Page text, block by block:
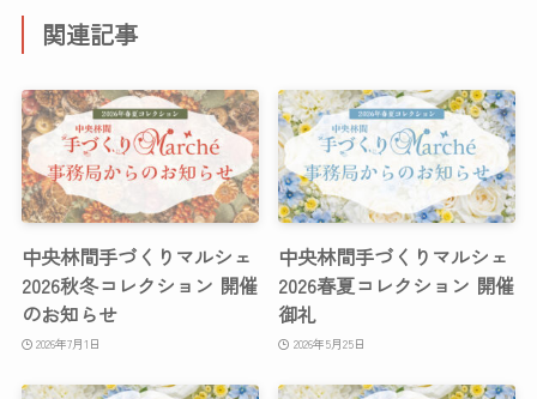
関連記事
中央林間手づくりマルシェ
2026秋冬コレクション 開催
のお知らせ
2026年7月1日
中央林間手づくりマルシェ
2026春夏コレクション 開催
御礼
2026年5月25日